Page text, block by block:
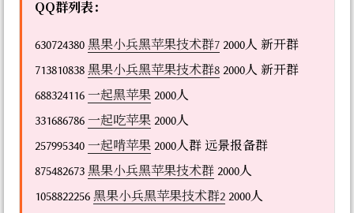
QQ群列表：
630724380 黑果小兵黑苹果技术群7 2000人 新开群
713810838 黑果小兵黑苹果技术群8 2000人 新开群
688324116 一起黑苹果 2000人
331686786 一起吃苹果 2000人
257995340 一起啃苹果 2000人群 远景报备群
875482673 黑果小兵黑苹果技术群 2000人
1058822256 黑果小兵黑苹果技术群2 2000人